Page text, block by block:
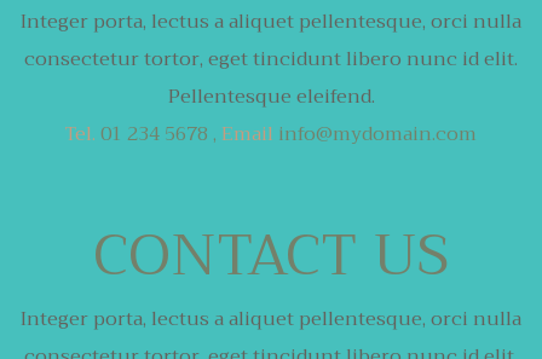
Integer porta, lectus a aliquet pellentesque,orci nulla
consectetur tortor,eget tincidunt libero nunc id elit.
Pellentesque eleifend.
Tel.01 234 5678 , Email info@mydomain.com
CONTACT US
Integer porta, lectus a aliquet pellentesque,orci nulla